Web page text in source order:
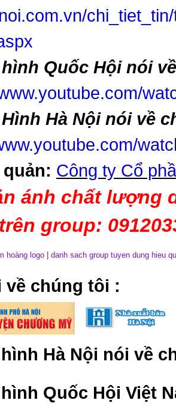
Quốc Hội nói
Hà Nội nói về
Công ty Cổ
ánh chất lượng
group:
hoàng logo danh sach group tuyen dung hieu
về chúng tôi :
Hà Nội nói về
Quốc Hội Việt